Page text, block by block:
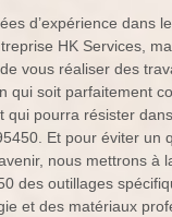
d’expérience dans
HK Services,
vous réaliser des
qui soit parfaitement
qui pourra résister
Et pour éviter un
nous mettrons à
des outillages
et des matériaux